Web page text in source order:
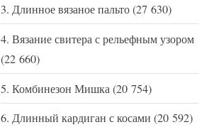
Длинное вязаное пальто(27 630)
Вязание свитера с рельефным узором
(22 660)
Комбинезон Мишка(20 754)
Длинный кардиган с косами (20 592)